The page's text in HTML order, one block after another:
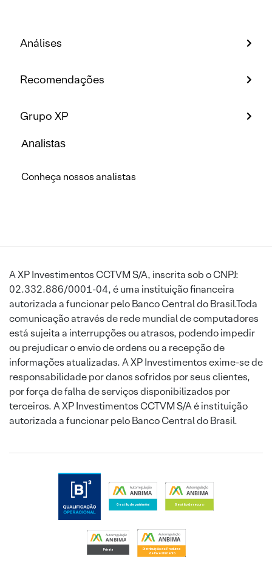
Análises
Recomendações
Grupo XP
Analistas
Conheça nossos analistas
A XP Investimentos CCTVM S/A, inscrita sob o CNPJ:
02.332.886/0001-04, é uma instituição financeira
autorizada a funcionar pelo Banco Central do Brasil.Toda
comunicação através de rede mundial de computadores
está sujeita a interrupções ou atrasos, podendo impedir
ou prejudicar o envio de ordens ou a recepção de
informações atualizadas. A XP Investimentos exime-se de
responsabilidade por danos sofridos por seus clientes,
por força de falha de serviços disponibilizados por
terceiros. A XP Investimentos CCTVM S/A é instituição
autorizada a funcionar pelo Banco Central do Brasil.